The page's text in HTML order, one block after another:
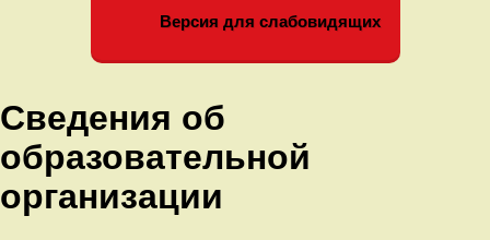
Версия для слабовидящих
Сведения об
образовательной
организации